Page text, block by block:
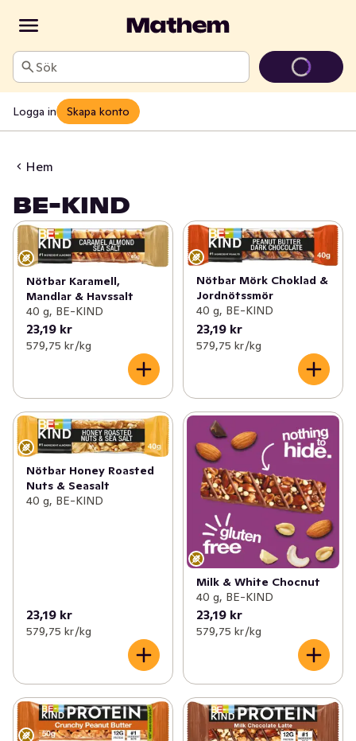
Sök
Logga in Skapa konto
Hem
BE-KIND
Nötbar Karamell,
Mandlar & Havssalt
40 g, BE-KIND
23,19 kr
579,75 kr /kg
Nötbar Mörk Choklad &
Jordnötssmör
40 g, BE-KIND
23,19 kr
579,75 kr /kg
Nötbar Honey Roasted
Nuts & Seasalt
40 g, BE-KIND
23,19 kr
579,75 kr /kg
Milk & White Chocnut
40 g, BE-KIND
23,19 kr
579,75 kr /kg